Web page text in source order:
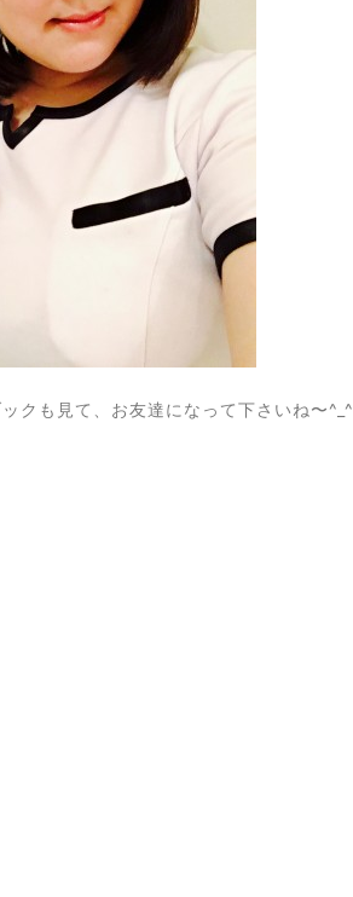
クも見て、お友達になって下さいね〜^_^